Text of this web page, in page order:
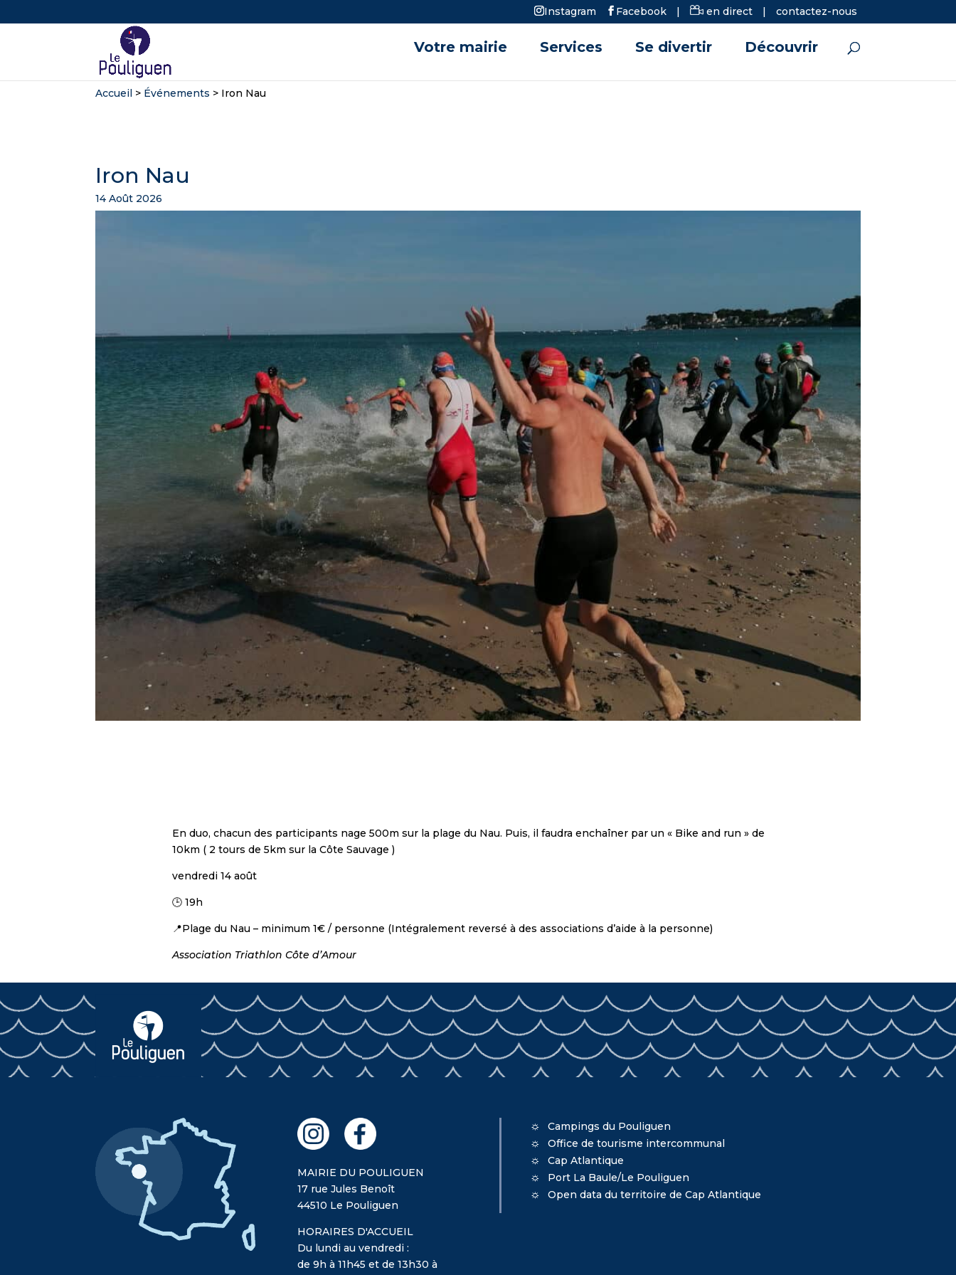
Instagram Facebook | en direct | contactez-nous
Votre mairie Services Se divertir Découvrir
Accueil > Événements > Iron Nau
Iron Nau
14 Août 2026
En duo, chacun des participants nage 500m sur la plage du Nau. Puis, il faudra enchaîner par un « Bike and run » de
10km ( 2 tours de 5km sur la Côte Sauvage )
vendredi 14 août
🕒 19h
📍Plage du Nau – minimum 1€ / personne (Intégralement reversé à des associations d’aide à la personne)
Association Triathlon Côte d’Amour
MAIRIE DU POULIGUEN
17 rue Jules Benoît
44510 Le Pouliguen
HORAIRES D'ACCUEIL
Du lundi au vendredi :
de 9h à 11h45 et de 13h30 à
Campings du Pouliguen
Office de tourisme intercommunal
Cap Atlantique
Port La Baule/Le Pouliguen
Open data du territoire de Cap Atlantique